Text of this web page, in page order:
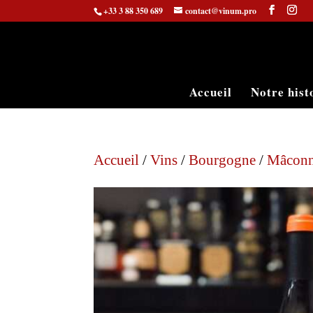
+33 3 88 350 689 contact@vinum.pro
Accueil Notre
Accueil /Vins /Bourgogne /